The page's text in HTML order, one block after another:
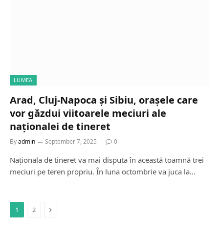
LUMEA
Arad, Cluj-Napoca și Sibiu, orașele care
vor găzdui viitoarele meciuri ale
naționalei de tineret
Byadmin September 7, 2025 0
Naționala de tineret va mai disputa în această toamnă trei
meciuri pe teren propriu. În luna octombrie va juca la…
1 2 Next